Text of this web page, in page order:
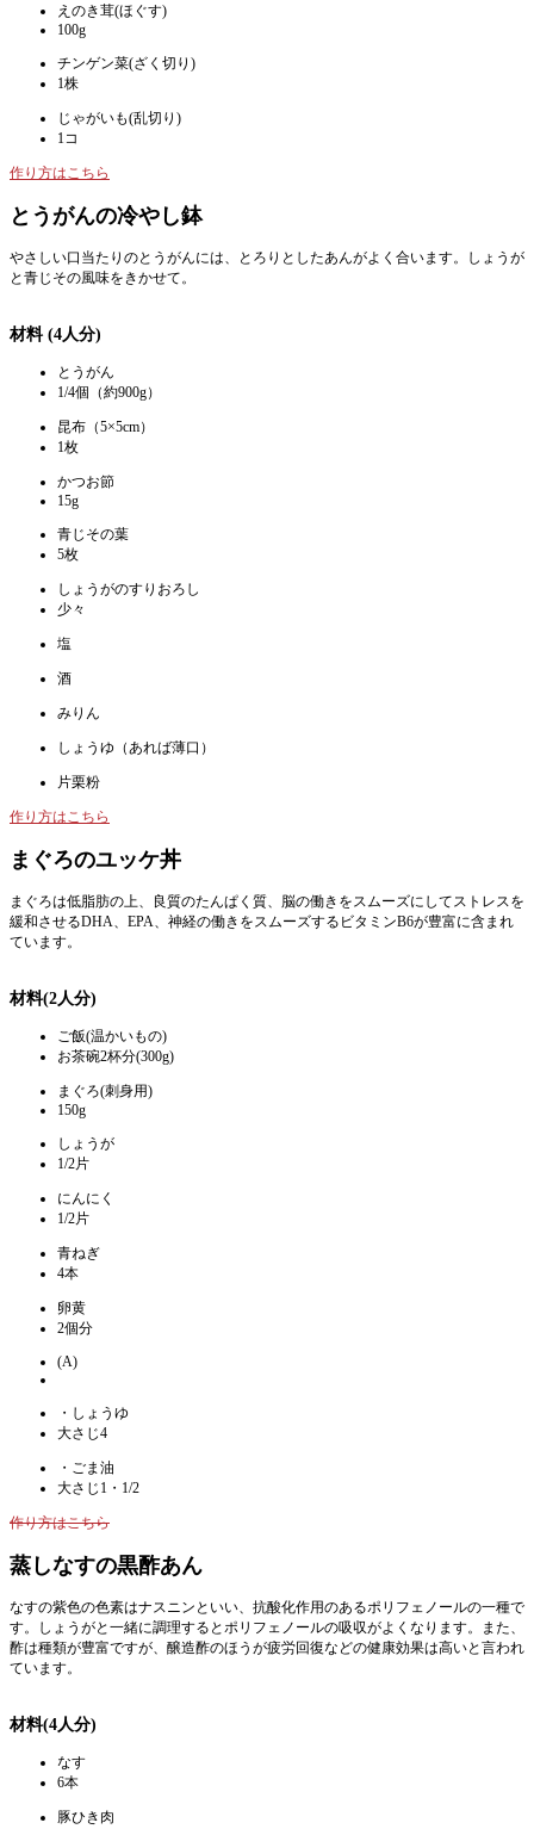
えのき茸(ほぐす)
100g
チンゲン菜(ざく切り)
1株
じゃがいも(乱切り)
1コ
作り方はこちら
とうがんの冷やし鉢
やさしい口当たりのとうがんには、とろりとしたあんがよく合います。しょうが
と青じその風味をきかせて。
材料 (4人分)
とうがん
1/4個（約900g）
昆布（5×5cm）
1枚
かつお節
15g
青じその葉
5枚
しょうがのすりおろし
少々
塩
酒
みりん
しょうゆ（あれば薄口）
片栗粉
作り方はこちら
まぐろのユッケ丼
まぐろは低脂肪の上、良質のたんぱく質、脳の働きをスムーズにしてストレスを
緩和させるDHA、EPA、神経の働きをスムーズするビタミンB6が豊富に含まれ
ています。
材料(2人分)
ご飯(温かいもの)
お茶碗2杯分(300g)
まぐろ(刺身用)
150g
しょうが
1/2片
にんにく
1/2片
青ねぎ
4本
卵黄
2個分
(A)
・しょうゆ
大さじ4
・ごま油
大さじ1・1/2
作り方はこちら
蒸しなすの黒酢あん
なすの紫色の色素はナスニンといい、抗酸化作用のあるポリフェノールの一種で
す。しょうがと一緒に調理するとポリフェノールの吸収がよくなります。また、
酢は種類が豊富ですが、醸造酢のほうが疲労回復などの健康効果は高いと言われ
ています。
材料(4人分)
なす
6本
豚ひき肉